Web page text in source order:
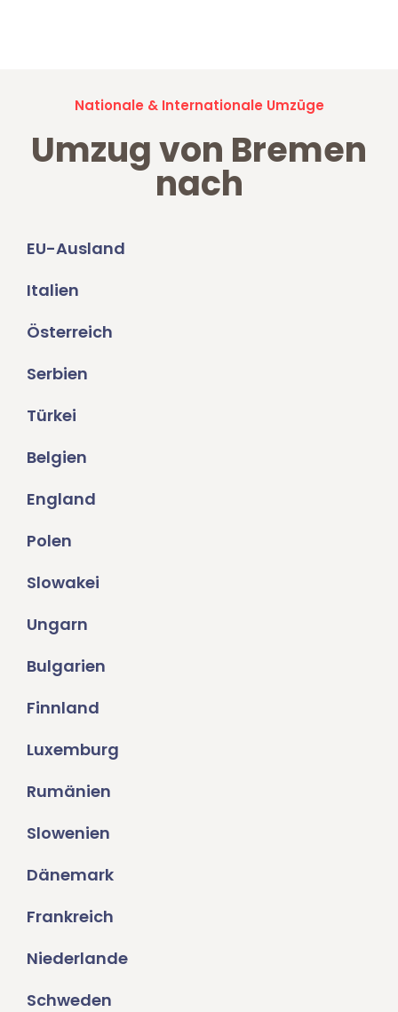
Nationale & Internationale Umzüge
Umzug von Bremen
nach
EU-Ausland
Italien
Österreich
Serbien
Türkei
Belgien
England
Polen
Slowakei
Ungarn
Bulgarien
Finnland
Luxemburg
Rumänien
Slowenien
Dänemark
Frankreich
Niederlande
Schweden